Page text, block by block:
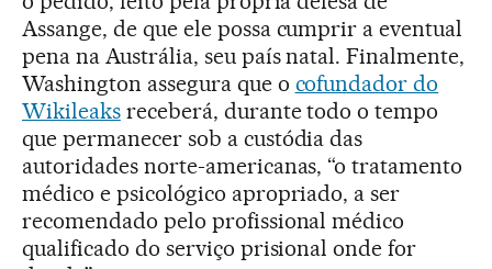
Assange, de que ele possa cumprir a eventual
pena na Austrália, seu país natal. Finalmente,
Washington assegura que o cofundador do
Wikileaksreceberá, durante todo o tempo
que permanecer sob a custódia das
autoridades norte-americanas, “o tratamento
médico e psicológico apropriado, a ser
recomendado pelo profissional médico
qualificado do serviço prisional onde for